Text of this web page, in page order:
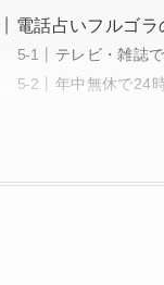
電話占いフルゴラ
テレビ・雑誌
年中無休で24